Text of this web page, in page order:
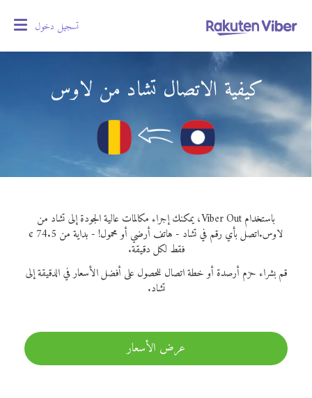
تسجيل دخول
كيفية الاتصال تشاد من لاوس
باستخدام Viber Out، يمكنك إجراء مكالمات عالية الجودة إلى تشاد من
لاوس.
اتصل بأي رقم في تشاد - هاتف أرضي أو محمول! - بداية من 74.5 ¢
فقط لكل دقيقة.
قم بشراء حزم أرصدة أو خطة اتصال للحصول على أفضل الأسعار في الدقيقة إلى
تشاد.
عرض الأسعار